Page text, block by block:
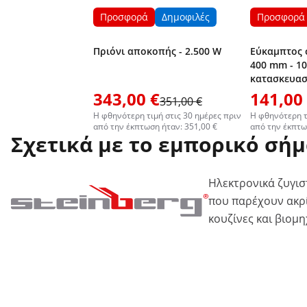
Προσφορά Δημοφιλές
Πριόνι αποκοπής - 2.500 W
343,00 €351,00 €
Η φθηνότερη τιμή στις 30 ημέρες πριν
από την έκπτωση ήταν: 351,00 €
Προσφορά
400 mm -
MSW-IB-03
141,00
Η φθηνότερη
από την
Σχετικά με το εμπορικό
Ηλεκτρονικά
που παρέχουν
κουζίνες και